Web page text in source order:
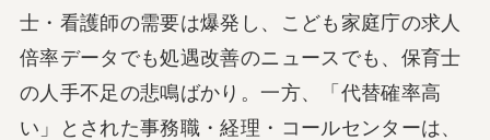
士・看護師の需要は爆発し、こども家庭庁の求人
倍率データでも処遇改善のニュースでも、保育士
の人手不足の悲鳴ばかり。一方、「代替確率高
い」とされた事務職・経理・コールセンターは、